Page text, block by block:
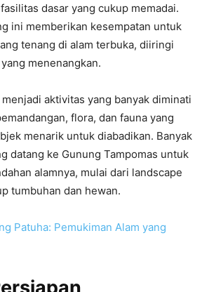
dasar yang cukup memadai.
ini memberikan kesempatan untuk
tenang di alam terbuka, diiringi
menenangkan.
aktivitas yang banyak diminati
flora, dan fauna yang
menarik untuk diabadikan. Banyak
datang ke Gunung Tampomas untuk
alamnya, mulai dari landscape
tumbuhan dan hewan.
Patuha: Pemukiman Alam yang